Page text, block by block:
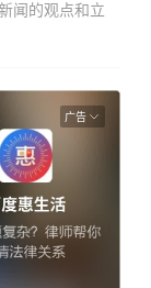
闻的观点和立
广告